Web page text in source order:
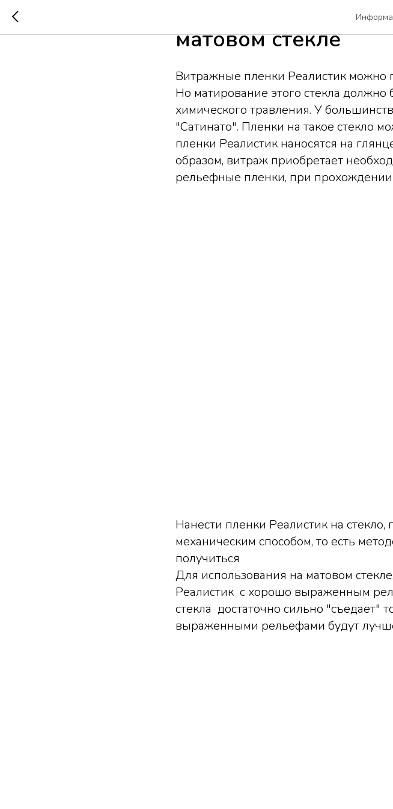
Применение пленок
матовом стекле
Витражные пленки Реалистик можно
Но матирование этого стекла
химического травления. У
"Сатинато". Пленки на такое стекло
пленки Реалистик наносятся на
образом, витраж приобретает
рельефные пленки, при
Нанести пленки Реалистик на
механическим способом, то есть
получиться
Для использования на матовом
Реалистик с хорошо выраженным
стекла достаточно сильно "съедает"
выраженными рельефами будут